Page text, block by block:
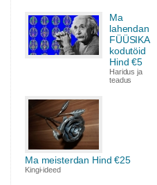
Ma
lahendan
FÜÜSIKA
kodutöid
Hind €5
Haridus ja
teadus
Ma meisterdan Hind €25
Kingi-ideed